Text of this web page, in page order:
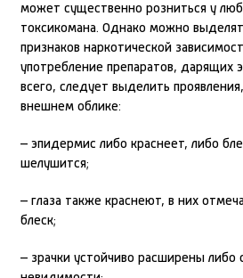
может существенно розниться у
токсикомана. Однако можно
признаков наркотической
употребление препаратов,
всего, следует выделить
внешнем облике:
– эпидермис либо краснеет, либо
шелушится;
– глаза также краснеют, в них
блеск;
– зрачки устойчиво расширены либо